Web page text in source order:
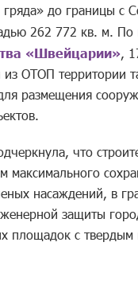
до границы с
262 772 кв. м. По
«Швейцарии»,
ОТОП территории
размещения
что
максимального
насаждений, в
защиты
площадок с твердым